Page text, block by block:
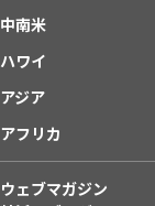
中南米
ハワイ
アジア
アフリカ
ウェブマガジン